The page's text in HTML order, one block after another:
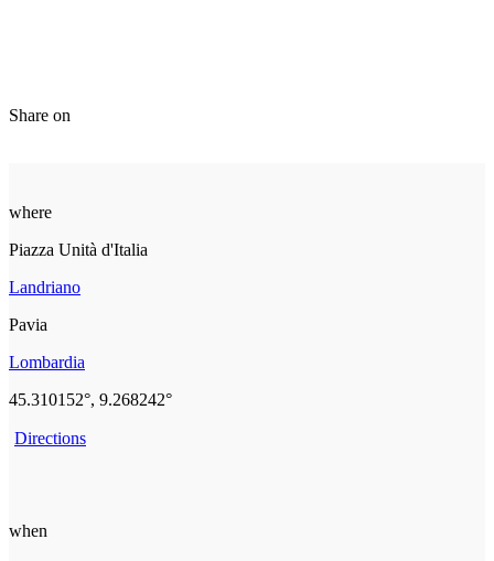
Share on
where
Piazza Unità d'Italia
Landriano
Pavia
Lombardia
45.310152°, 9.268242°
Directions
when